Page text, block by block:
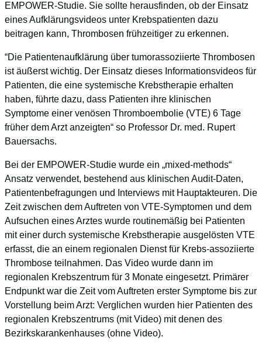
EMPOWER-Studie. Sie sollte herausfinden, ob der Einsatz
eines Aufklärungsvideos unter Krebspatienten dazu
beitragen kann, Thrombosen frühzeitiger zu erkennen.
“Die Patientenaufklärung über tumorassoziierte Thrombosen
ist äußerst wichtig. Der Einsatz dieses Informationsvideos für
Patienten, die eine systemische Krebstherapie erhalten
haben, führte dazu, dass Patienten ihre klinischen
Symptome einer venösen Thromboembolie (VTE) 6 Tage
früher dem Arzt anzeigten“ so Professor Dr. med. Rupert
Bauersachs.
Bei der EMPOWER-Studie wurde ein „mixed-methods“
Ansatz verwendet, bestehend aus klinischen Audit-Daten,
Patientenbefragungen und Interviews mit Hauptakteuren. Die
Zeit zwischen dem Auftreten von VTE-Symptomen und dem
Aufsuchen eines Arztes wurde routinemäßig bei Patienten
mit einer durch systemische Krebstherapie ausgelösten VTE
erfasst, die an einem regionalen Dienst für Krebs-assoziierte
Thrombose teilnahmen. Das Video wurde dann im
regionalen Krebszentrum für 3 Monate eingesetzt. Primärer
Endpunkt war die Zeit vom Auftreten erster Symptome bis zur
Vorstellung beim Arzt: Verglichen wurden hier Patienten des
regionalen Krebszentrums (mit Video) mit denen des
Bezirkskarankenhauses (ohne Video).